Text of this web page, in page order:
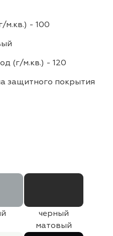
м.кв.) - 100
(г/м.кв.) - 120
защитного покрытия
черный
матовый